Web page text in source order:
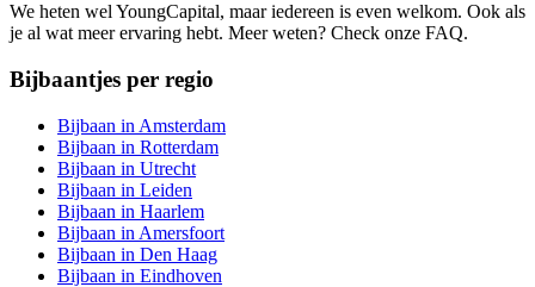
We heten wel YoungCapital, maar iedereen is even welkom. Ook als
je al wat meer ervaring hebt. Meer weten? Check onze FAQ.
Bijbaantjes per regio
Bijbaan in Amsterdam
Bijbaan in Rotterdam
Bijbaan in Utrecht
Bijbaan in Leiden
Bijbaan in Haarlem
Bijbaan in Amersfoort
Bijbaan in Den Haag
Bijbaan in Eindhoven